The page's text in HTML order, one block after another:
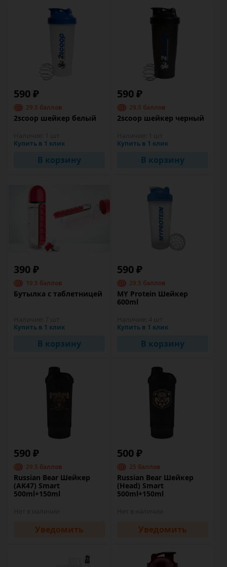
590 ₽
29.5 баллов
2scoop шейкер белый
Купить в 1 клик
В корзину
590 ₽
29.5 баллов
2scoop шейкер черный
Купить в 1 клик
В корзину
390 ₽
19.5 баллов
Бутылка с таблетницей
Купить в 1 клик
В корзину
590 ₽
29.5 баллов
MY Protein Шейкер
600ml
Купить в 1 клик
В корзину
590 ₽
29.5 баллов
Russian Bear Шейкер
(AK47) Smart
500ml+150ml
Уведомить
500 ₽
25 баллов
Russian Bear Шейкер
(Head) Smart
500ml+150ml
Уведомить